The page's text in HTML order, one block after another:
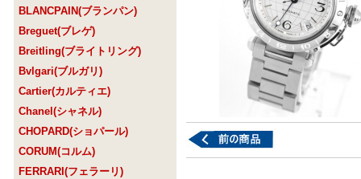
BLANCPAIN(ブランパン)
Breguet(ブレゲ)
Breitling(ブライトリング)
Bvlgari(ブルガリ)
Cartier(カルティエ)
Chanel(シャネル)
CHOPARD(ショパール)
CORUM(コルム)
FERRARI(フェラーリ)